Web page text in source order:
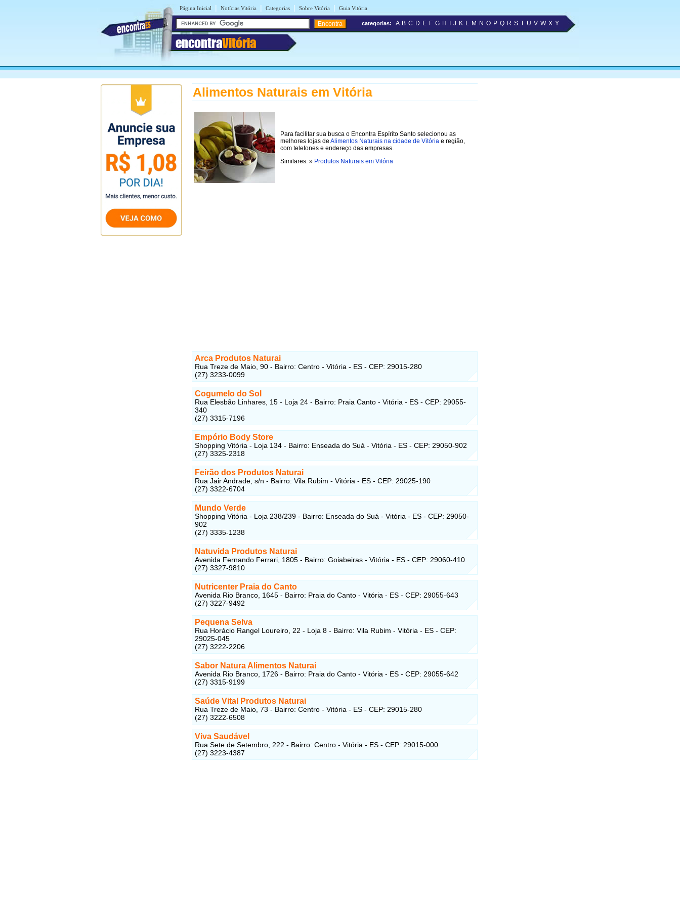
Página Inicial | Notícias Vitória | Categorias | Sobre Vitória | Guia Vitória
encontraVitória
categorias: A B C D E F G H J K L M N O P Q R S T U V W X Y
Alimentos Naturais em Vitória
Para facilitar sua busca o Encontra Espírito Santo selecionou as
melhores lojas de Alimentos Naturais na cidade de Vitória e região,
com telefones e endereço das empresas.
Similares: » Produtos Naturais em Vitória
Arca Produtos Naturai
Rua Treze de Maio, 90 - Bairro: Centro - Vitória - ES - CEP: 29015-280
(27) 3233-0099
Cogumelo do Sol
Rua Elesbão Linhares, 15 - Loja 24 - Bairro: Praia Canto - Vitória - ES - CEP: 29055-
340
(27) 3315-7196
Empório Body Store
Shopping Vitória - Loja 134 - Bairro: Enseada do Suá - Vitória - ES - CEP: 29050-902
(27) 3325-2318
Feirão dos Produtos Naturai
Rua Jair Andrade, s/n - Bairro: Vila Rubim - Vitória - ES - CEP: 29025-190
(27) 3322-6704
Mundo Verde
Shopping Vitória - Loja 238/239 - Bairro: Enseada do Suá - Vitória - ES - CEP: 29050-
902
(27) 3335-1238
Natuvida Produtos Naturai
Avenida Fernando Ferrari, 1805 - Bairro: Goiabeiras - Vitória - ES - CEP: 29060-410
(27) 3327-9810
Nutricenter Praia do Canto
Avenida Rio Branco, 1645 - Bairro: Praia do Canto - Vitória - ES - CEP: 29055-643
(27) 3227-9492
Pequena Selva
Rua Horácio Rangel Loureiro, 22 - Loja 8 - Bairro: Vila Rubim - Vitória - ES - CEP:
29025-045
(27) 3222-2206
Sabor Natura Alimentos Naturai
Avenida Rio Branco, 1726 - Bairro: Praia do Canto - Vitória - ES - CEP: 29055-642
(27) 3315-9199
Saúde Vital Produtos Naturai
Rua Treze de Maio, 73 - Bairro: Centro - Vitória - ES - CEP: 29015-280
(27) 3222-6508
Viva Saudável
Rua Sete de Setembro, 222 - Bairro: Centro - Vitória - ES - CEP: 29015-000
(27) 3223-4387